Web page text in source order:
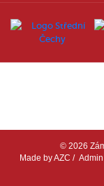
© 2026
Made byAZC / Admin